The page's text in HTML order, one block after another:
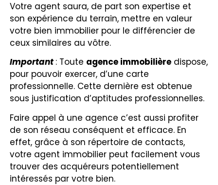
Votre agent saura, de part son expertise et
son expérience du terrain, mettre en valeur
votre bien immobilier pour le différencier de
ceux similaires au vôtre.
Important : Toute agence immobilière dispose,
pour pouvoir exercer, d’une carte
professionnelle. Cette dernière est obtenue
sous justification d’aptitudes professionnelles.
Faire appel à une agence c’est aussi profiter
de son réseau conséquent et efficace. En
effet, grâce à son répertoire de contacts,
votre agent immobilier peut facilement vous
trouver des acquéreurs potentiellement
intéressés par votre bien.